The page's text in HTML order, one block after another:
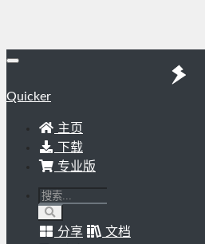
Quicker
主页
下载
专业版
分享
文档